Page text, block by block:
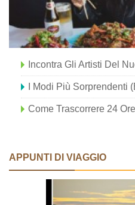
Come Trascorrere 24
APPUNTI DI VIAGGIO